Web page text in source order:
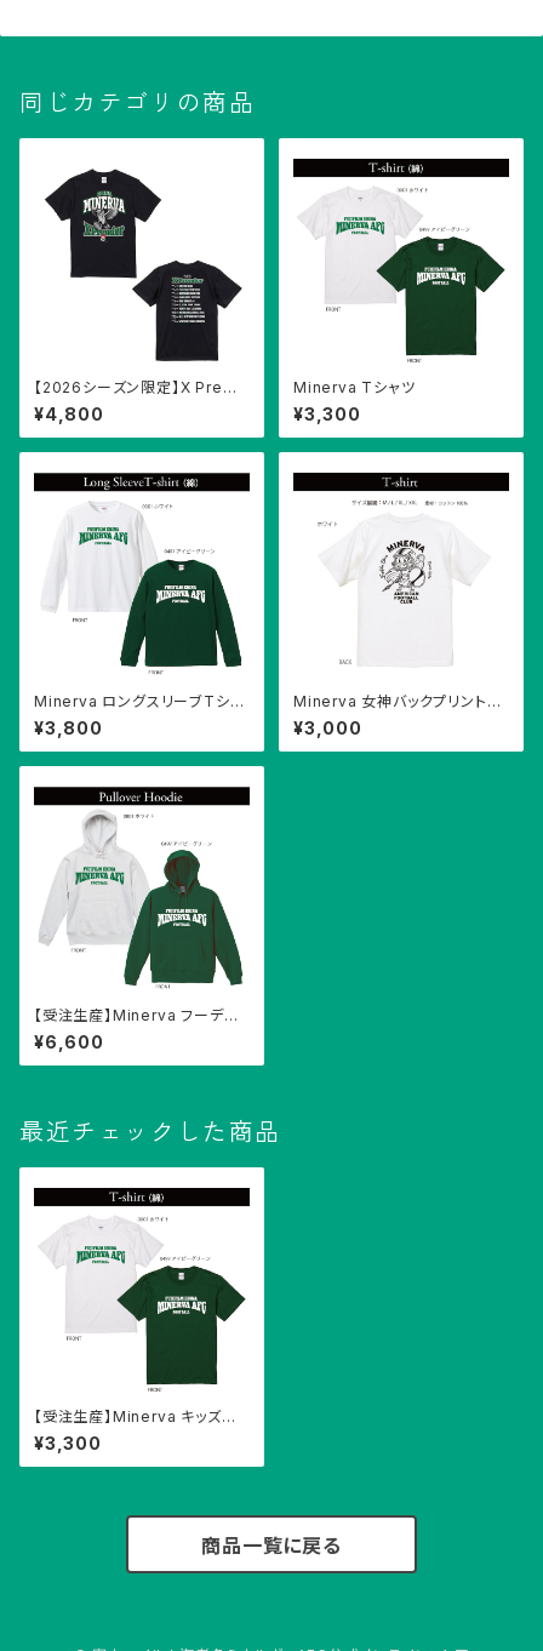
同じカテゴリの商品
【2026シーズン限定】X Premi
er 開幕記念Tシャツ
¥4,800
Minerva Tシャツ
¥3,300
Minerva ロングスリーブTシャ
ツ
¥3,800
Minerva 女神バックプリントT
シャツ
¥3,000
【受注生産】Minerva フーディ
ー（裏起毛）
¥6,600
最近チェックした商品
【受注生産】Minerva キッズサ
イズTシャツ
¥3,300
商品一覧に戻る